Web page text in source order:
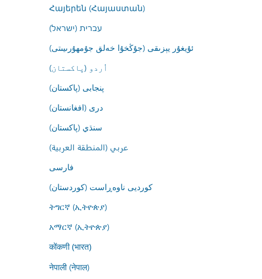
Հայերեն (Հայաստան)
עברית (ישראל)
ئۇيغۇر يېزىقى (جۇڭخۇا خەلق جۇمھۇرىيىتى)
اُردو (پاکستان)
پنجابی (پاکستان)
درى (افغانستان)
سنڌي (پاکستان)
عربي (المنطقة العربية)
فارسى
کوردیی ناوەڕاست (کوردستان)
ትግርኛ (ኢትዮጵያ)
አማርኛ (ኢትዮጵያ)
कोंकणी (भारत)
नेपाली (नेपाल)